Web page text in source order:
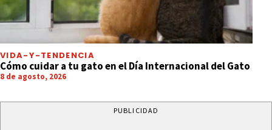
VIDA-Y-TENDENCIA
Cómo cuidar a tu gato en el Día Internacional del Gato
8 de agosto, 2026
PUBLICIDAD